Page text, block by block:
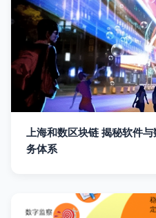
上海和数区块链 揭秘软件
务体系